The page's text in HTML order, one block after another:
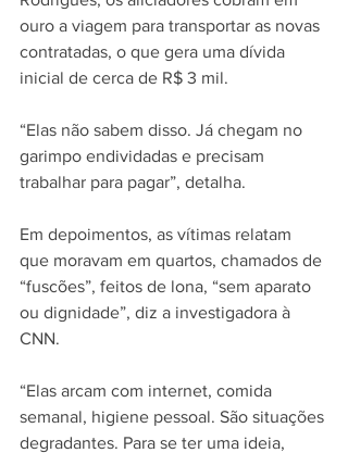
ouro a viagem para transportar as novas
contratadas, o que gera uma dívida
inicial de cerca de R$ 3 mil.
“Elas não sabem disso. Já chegam no
garimpo endividadas e precisam
trabalhar para pagar”, detalha.
Em depoimentos, as vítimas relatam
que moravam em quartos, chamados de
“fuscões”, feitos de lona, “sem aparato
ou dignidade”, diz a investigadora à
CNN.
“Elas arcam com internet, comida
semanal, higiene pessoal. São situações
degradantes. Para se ter uma ideia,